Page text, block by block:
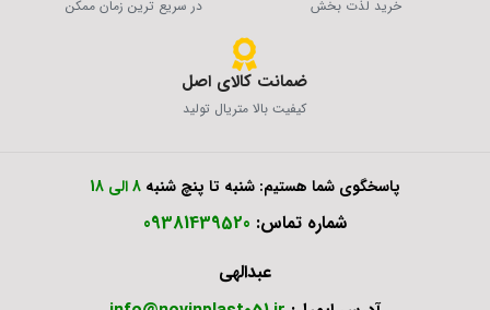
خرید لذت بخش در سریع ترین زمان ممکن
ضمانت کالای اصل
کیفیت بالا متریال تولید
پاسخگوی شما هستیم: شنبه تا پنچ شنبه 8 الی 18
شماره تماس: 09381439520
عبدالهی